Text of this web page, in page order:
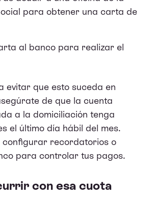
para obtener una carta de
al banco para realizar el
evitar que esto suceda en
de que la cuenta
a la domiciliación tenga
el último día hábil del mes.
configurar recordatorios o
para controlar tus pagos.
con esa cuota